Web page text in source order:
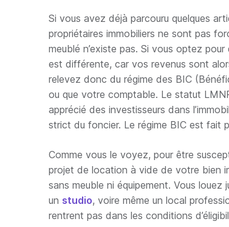
Si vous avez déjà parcouru quelques
propriétaires immobiliers ne sont pas
meublé n’existe pas. Si vous optez
est différente, car vos revenus sont
relevez donc du régime des BIC
ou que votre comptable. Le statut
apprécié des investisseurs dans
strict du foncier. Le régime BIC est fait
Comme vous le voyez, pour être
projet de location à vide de votre bien
sans meuble ni équipement. Vous louez
un studio, voire même un local
rentrent pas dans les conditions